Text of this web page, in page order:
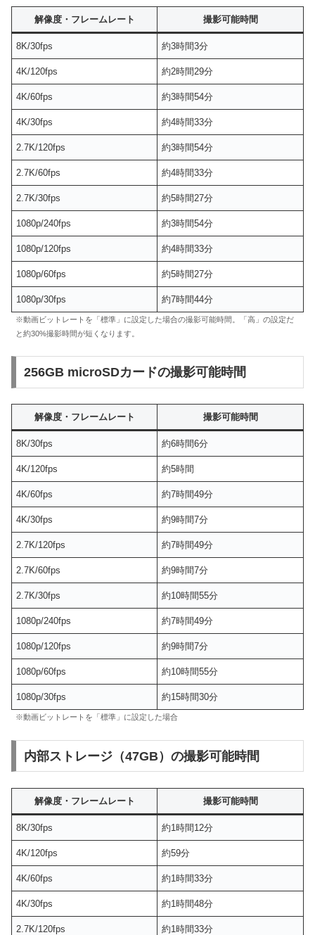
解像度・フレームレート 撮影可能時間
8K/30fps 約3時間3分
4K/120fps 約2時間29分
4K/60fps 約3時間54分
4K/30fps 約4時間33分
2.7K/120fps 約3時間54分
2.7K/60fps 約4時間33分
2.7K/30fps 約5時間27分
1080p/240fps 約3時間54分
1080p/120fps 約4時間33分
1080p/60fps 約5時間27分
1080p/30fps 約7時間44分
※動画ビットレートを「標準」に設定した場合の撮影可能時間。「高」の設定だ
と約30%撮影時間が短くなります。
256GB microSDカードの撮影可能時間
解像度・フレームレート 撮影可能時間
8K/30fps 約6時間6分
4K/120fps 約5時間
4K/60fps 約7時間49分
4K/30fps 約9時間7分
2.7K/120fps 約7時間49分
2.7K/60fps 約9時間7分
2.7K/30fps 約10時間55分
1080p/240fps 約7時間49分
1080p/120fps 約9時間7分
1080p/60fps 約10時間55分
1080p/30fps 約15時間30分
※動画ビットレートを「標準」に設定した場合
内部ストレージ（47GB）の撮影可能時間
解像度・フレームレート 撮影可能時間
8K/30fps 約1時間12分
4K/120fps 約59分
4K/60fps 約1時間33分
4K/30fps 約1時間48分
2.7K/120fps 約1時間33分